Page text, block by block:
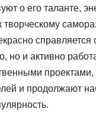
о его таланте,
творческому
справляется
но и активно
проектами,
и продолжают